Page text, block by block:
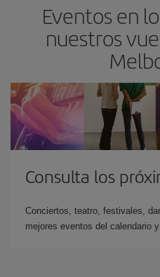
Eventos en
nuestros
Consulta los
Conciertos, teatro, festivales,
mejores eventos del calendario